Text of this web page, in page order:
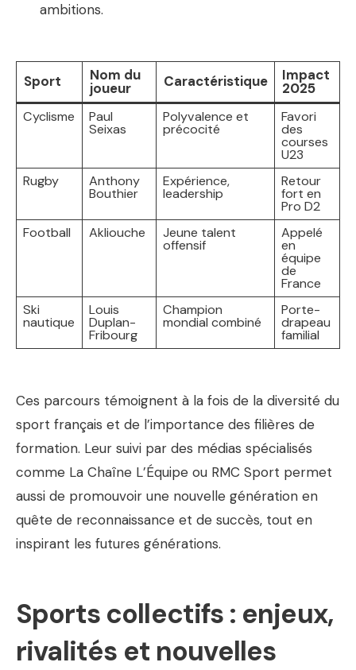
ambitions.
Sport Nom du
joueur Caractéristique Impact
2025
Cyclisme Paul
Seixas
Polyvalence et
précocité
Favori
des
courses
U23
Rugby
Anthony
Bouthier
Expérience,
leadership
Retour
fort en
Pro D2
Football
Akliouche Jeune talent
offensif
Appelé
en
équipe
de
France
Ski
nautique
Louis
Duplan-
Fribourg
Champion
mondial combiné
Porte-
drapeau
familial
Ces parcours témoignent à la fois de la diversité du
sport français et de l’importance des filières de
formation. Leur suivi par des médias spécialisés
comme La Chaîne L’Équipe ou RMC Sport permet
aussi de promouvoir une nouvelle génération en
quête de reconnaissance et de succès, tout en
inspirant les futures générations.
Sports collectifs : enjeux,
rivalités et nouvelles